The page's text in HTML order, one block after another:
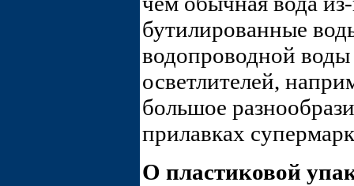
бутилированные
водопроводной
осветлителей,
большое
прилавках
О пластиковой